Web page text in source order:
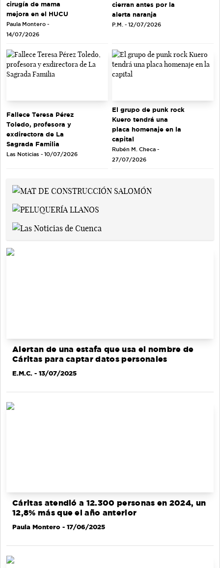
cirugía de mama
mejora en el HUCU
Paula Montero -
14/07/2026
cierran antes por la
alerta naranja
P.M. - 12/07/2026
Fallece Teresa Pérez
Toledo, profesora y
exdirectora de La
Sagrada Familia
Las Noticias - 10/07/2026
El grupo de punk rock
Kuero tendrá una
placa homenaje en la
capital
Rubén M. Checa -
27/07/2026
Alertan de una estafa que usa el nombre de
Cáritas para captar datos personales
E.M.C. - 13/07/2025
Cáritas atendió a 12.300 personas en 2024, un
12,8% más que el año anterior
Paula Montero - 17/06/2025